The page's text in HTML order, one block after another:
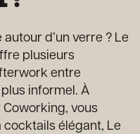
d’un verre ? Le
plusieurs
entre
informel. À
vous
cocktails élégant, Le